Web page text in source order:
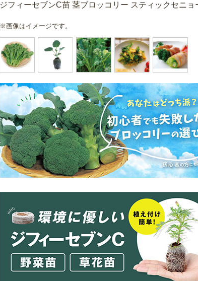
ジフィーセブンC苗 茎ブロッコリー スティックセニョ
※画像はイメージです。